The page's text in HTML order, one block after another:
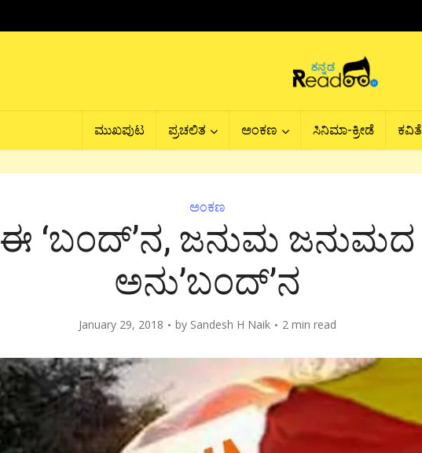
ಮುಖಪುಟ ಪ್ರಚಲಿತ ಅಂಕಣ ಸಿನಿಮಾ-ಕ್ರೀಡೆ ಕವಿತೆ
ಅಂಕಣ
ಈ ‘ಬಂದ್’ನ, ಜನುಮ ಜನುಮದ
ಅನು’ಬಂದ್’ನ
January 29, 2018 by Sandesh H Naik 2 min read